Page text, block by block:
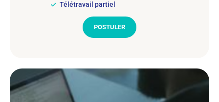
Télétravail partiel
POSTULER